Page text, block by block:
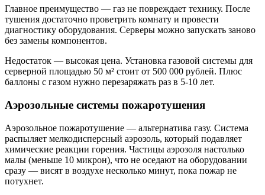
Главное преимущество — газ не повреждает технику. После
тушения достаточно проветрить комнату и провести
диагностику оборудования. Серверы можно запускать заново
без замены компонентов.
Недостаток — высокая цена. Установка газовой системы для
серверной площадью 50 м² стоит от 500 000 рублей. Плюс
баллоны с газом нужно перезаряжать раз в 5-10 лет.
Аэрозольные системы пожаротушения
Аэрозольное пожаротушение — альтернатива газу. Система
распыляет мелкодисперсный аэрозоль, который подавляет
химические реакции горения. Частицы аэрозоля настолько
малы (меньше 10 микрон), что не оседают на оборудовании
сразу — висят в воздухе несколько минут, пока пожар не
потухнет.